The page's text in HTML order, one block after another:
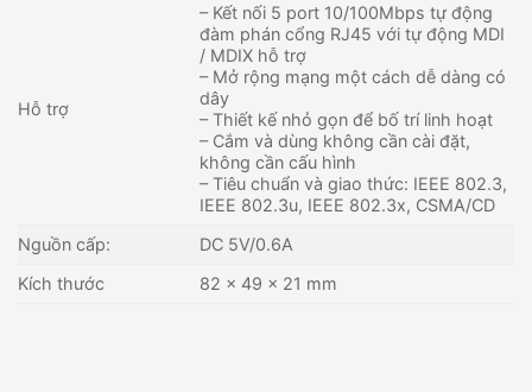
Hỗ trợ
– Kết nối 5 port 10/100Mbps tự động
đàm phán cổng RJ45 với tự động MDI
/ MDIX hỗ trợ
– Mở rộng mạng một cách dễ dàng có
dây
– Thiết kế nhỏ gọn để bố trí linh hoạt
– Cắm và dùng không cần cài đặt,
không cần cấu hình
– Tiêu chuẩn và giao thức: IEEE 802.3,
IEEE 802.3u, IEEE 802.3x, CSMA/CD
Nguồn cấp:
DC 5V/0.6A
Kích thước
82 x 49 x 21 mm